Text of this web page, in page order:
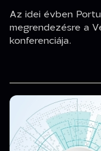
Az idei évben
megrendezésre a
konferenciája.